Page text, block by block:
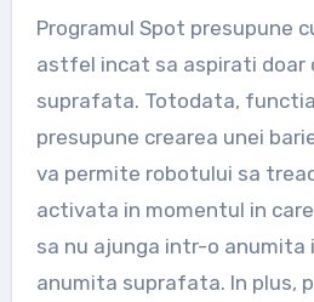
Programul Spot presupune
astfel incat sa aspirati doar
suprafata. Totodata,
presupune crearea unei
va permite robotului sa
activata in momentul in
sa nu ajunga intr-o anumita
anumita suprafata. In plus,